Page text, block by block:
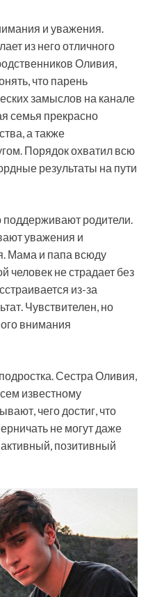
и уважения.
из него отличного
Оливия,
что парень
замыслов на канале
семья прекрасно
а также
Порядок охватил всю
результаты на пути
родители.
уважения и
Мама и папа всюду
человек не страдает без
из-за
Чувствителен, но
внимания
Сестра Оливия,
известному
чего достиг, что
не могут даже
позитивный